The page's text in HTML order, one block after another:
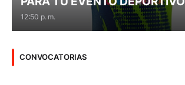
12:50 p. m.
CONVOCATORIAS